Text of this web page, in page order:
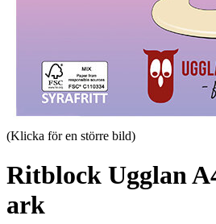
(Klicka för en större bild)
Ritblock Ugglan
ark